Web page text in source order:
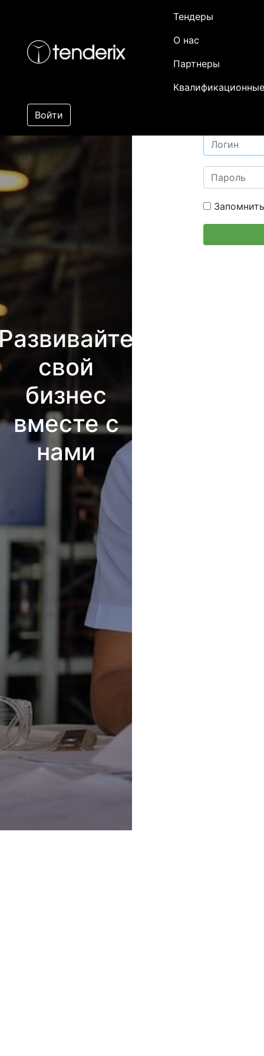
Тендеры
О нас
Партнеры
Войти
свой
бизнес
вместе с
нами